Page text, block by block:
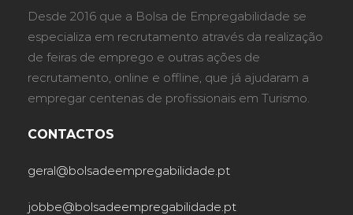
Desde 2016 que a Bolsa de Empregabilidade se
especializa em recrutamento através da realização
de feiras de emprego e outras ações de
recrutamento, online e offline, que já ajudaram a
empregar centenas de profissionais em Turismo.
CONTACTOS
geral@bolsadeempregabilidade.pt
jobbe@bolsadeempregabilidade.pt